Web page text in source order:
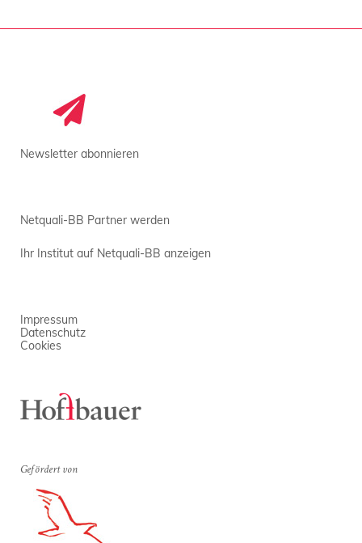
Newsletter abonnieren
Netquali-BB Partner werden
Ihr Institut auf Netquali-BB anzeigen
Impressum
Datenschutz
Cookies
Gefördert von